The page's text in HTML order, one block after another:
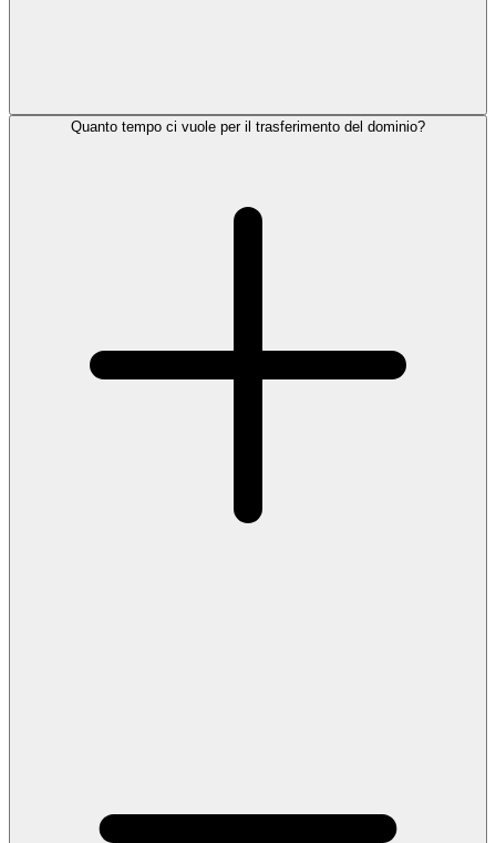
Quanto tempo ci vuole per il trasferimento del dominio?